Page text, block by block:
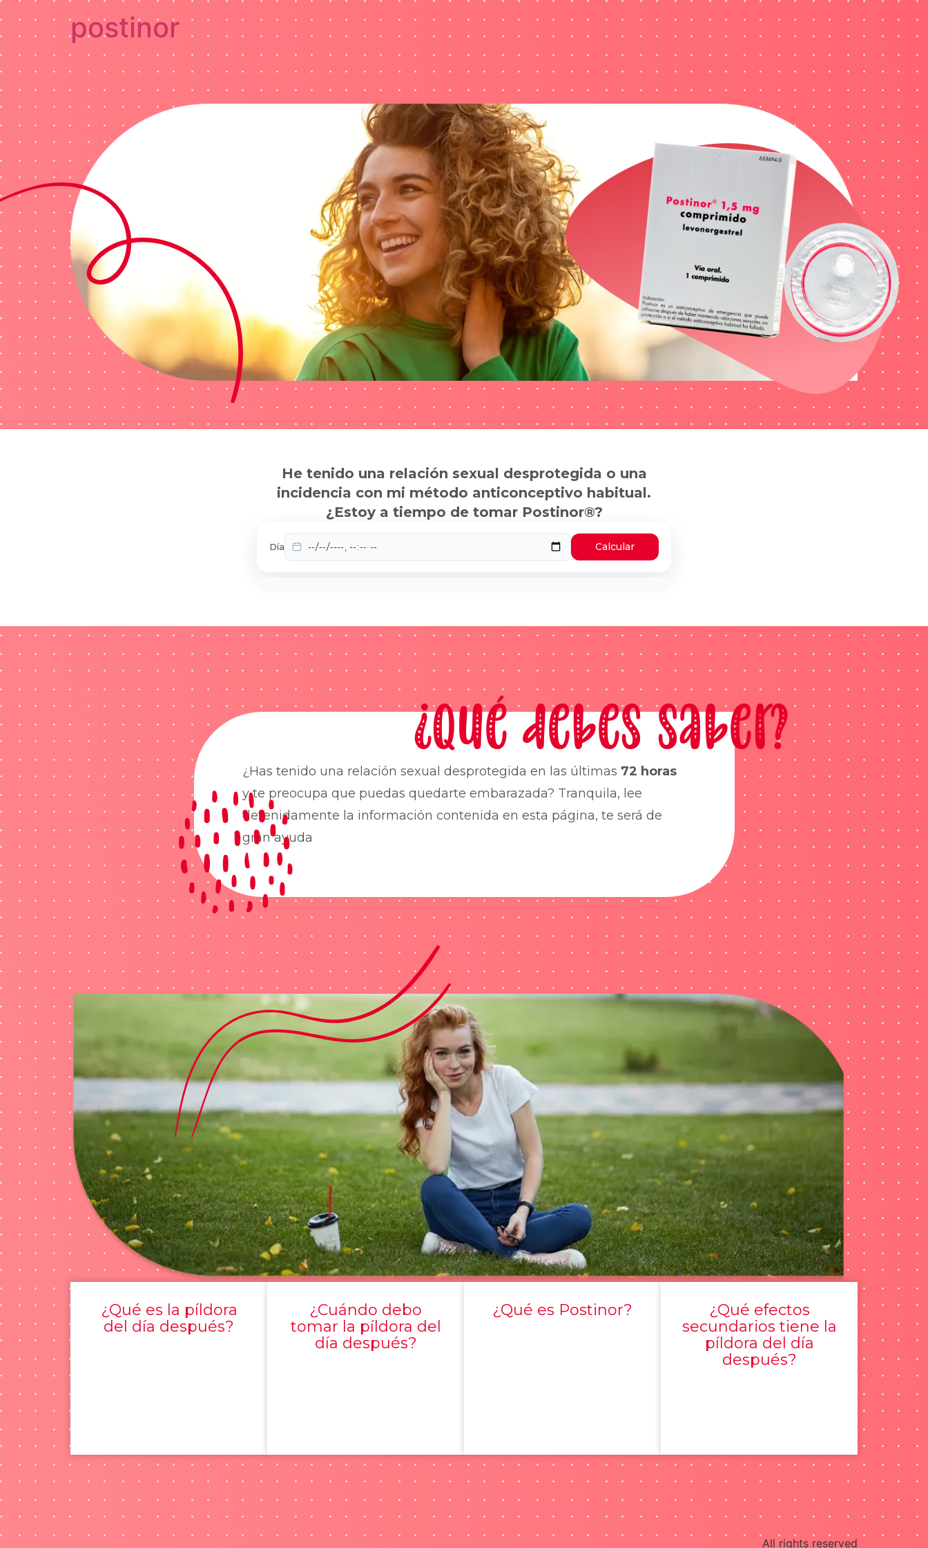
postinor
He tenido una relación sexual desprotegida o una
incidencia con mi método anticonceptivo habitual.
¿Estoy a tiempo de tomar Postinor®?
Día Calcular
¿Qué debes saber?
¿Has tenido una relación sexual desprotegida en las últimas 72 horas
y te preocupa que puedas quedarte embarazada? Tranquila, lee
detenidamente la información contenida en esta página, te será de
gran ayuda
¿Qué es la píldora
del día después?
¿Cuándo debo
tomar la píldora del
día después?
¿Qué es Postinor?
¿Qué efectos
secundarios tiene la
píldora del día
después?
All rights reserved